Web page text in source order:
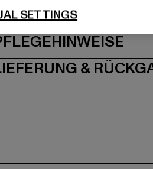
GRÖSSE & PASSFORM
&
SETTINGS